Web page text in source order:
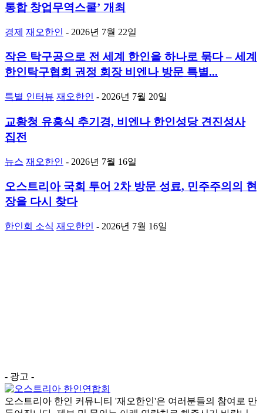
통합 창업무역스쿨’ 개최
경제 재오한인 - 2026년 7월 22일
작은 탁구공으로 전 세계 한인을 하나로 묶다 – 세계
한인탁구협회 권정 회장 비엔나 방문 특별...
특별 인터뷰 재오한인 - 2026년 7월 20일
교황청 유흥식 추기경, 비엔나 한인성당 견진성사
집전
뉴스 재오한인 - 2026년 7월 16일
오스트리아 국회 투어 2차 방문 성료, 민주주의의 현
장을 다시 찾다
한인회 소식 재오한인 - 2026년 7월 16일
- 광고 -
오스트리아 한인 커뮤니티 '재오한인'은 여러분들의 참여로 만